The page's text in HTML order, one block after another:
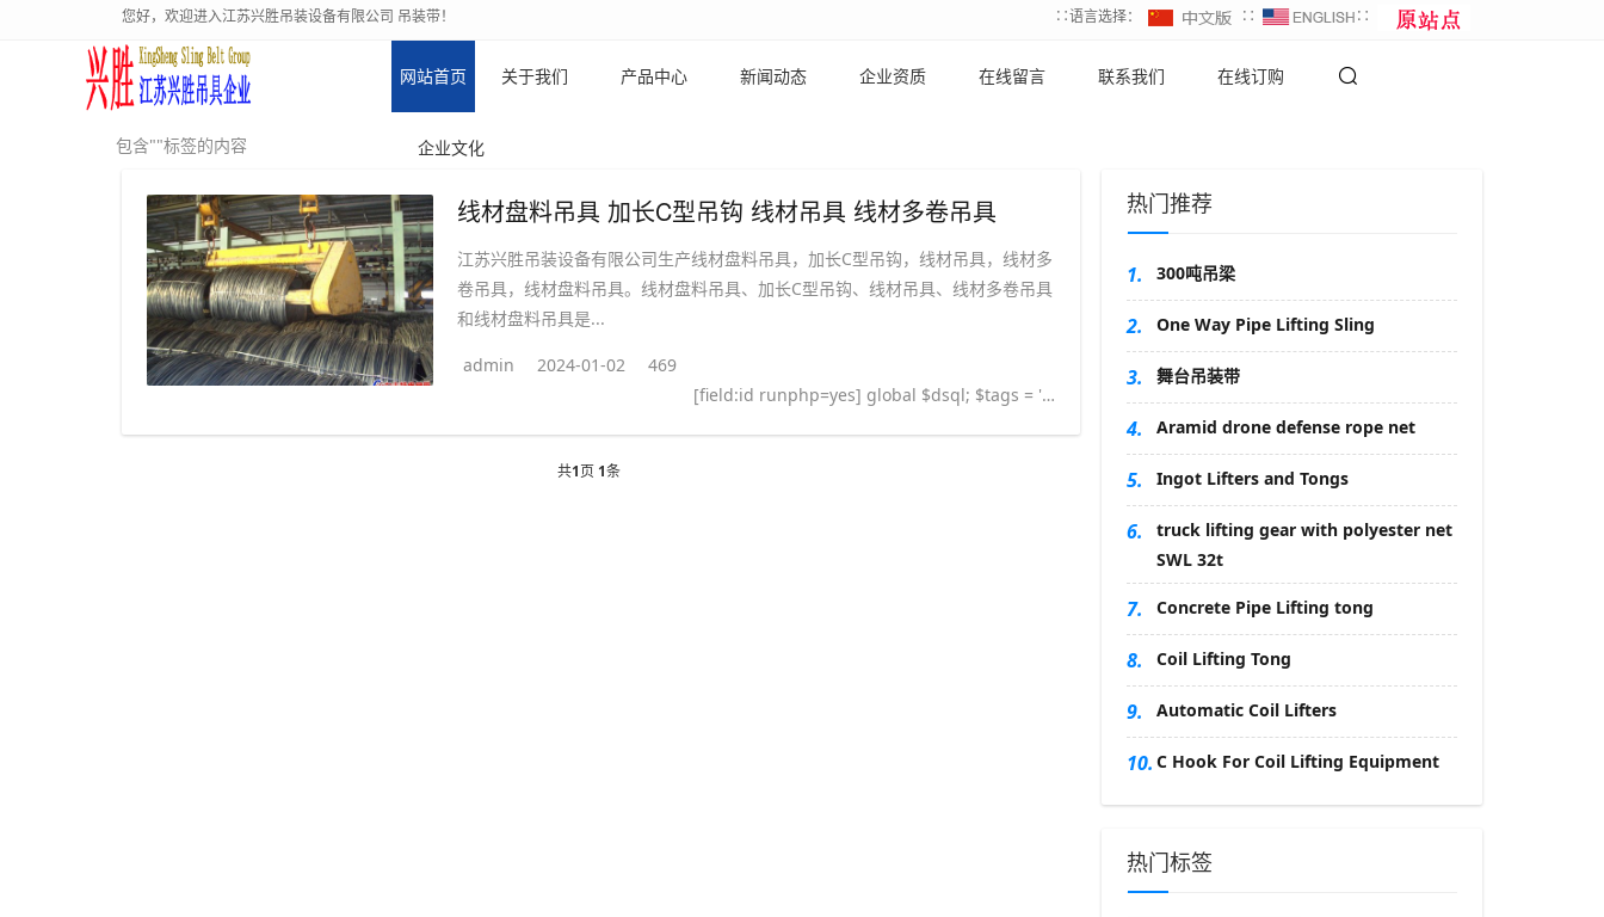
您好，欢迎进入江苏兴胜吊装设备有限公司 吊装带！ ∷语言选择： ∷ ∷
网站首页 关于我们 产品中心 新闻动态 企业资质 在线留言 联系我们 在线订购
企业文化
包含""标签的内容
线材盘料吊具 加长C型吊钩 线材吊具 线材多卷吊具
江苏兴胜吊装设备有限公司生产线材盘料吊具，加长C型吊钩，线材吊具，线材多
卷吊具，线材盘料吊具。线材盘料吊具、加长C型吊钩、线材吊具、线材多卷吊具
和线材盘料吊具是...
admin 2024-01-02
469
[field:id runphp=yes] global $dsql; $tags = ''; $query = "SELECT tag FROM `#@__taglist` WHERE aid='@me' "; $dsql->Execute('tag',$query); while($row = $dsql->GetArray('tag')) { $tags .= "#
共1页 1条
热门推荐
1. 300吨吊梁
2. One Way Pipe Lifting Sling
3. 舞台吊装带
4. Aramid drone defense rope net
5. Ingot Lifters and Tongs
6.
truck lifting gear with polyester net
SWL 32t
7. Concrete Pipe Lifting tong
8. Coil Lifting Tong
9. Automatic Coil Lifters
10. C Hook For Coil Lifting Equipment
热门标签